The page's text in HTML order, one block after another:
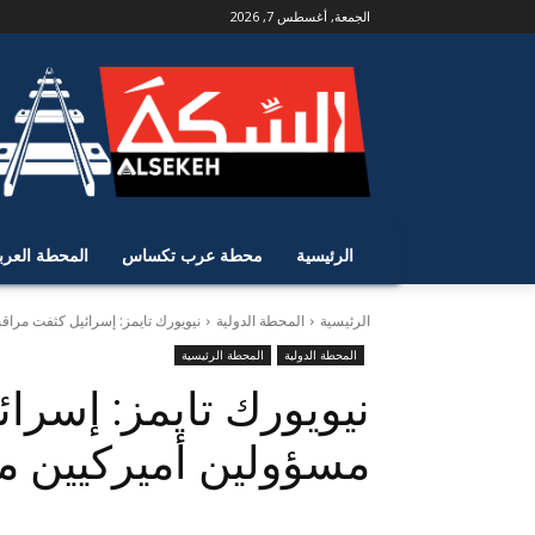
الجمعة, أغسطس 7, 2026
الرئيسية محطة عرب تكساس المحطة
الرئيسية المحطة الدولية نيويورك تايمز: إسرائيل كثفت
المحطة الدولية المحطة الرئيسية
نيويورك تايمز:
مسؤولين أميركيين